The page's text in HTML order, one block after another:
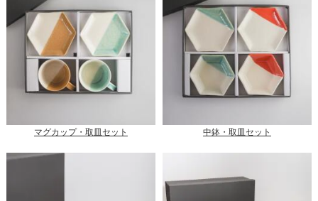
マグカップ・取皿セット 中鉢・取皿セット